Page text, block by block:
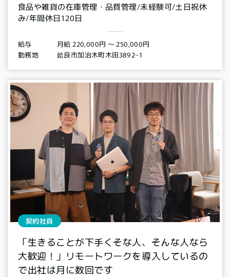
食品や雑貨の在庫管理・品質管理/未経験可/土日祝休
み/年間休日120日
給与 月給 220,000円 〜 250,000円
勤務地 姶良市加治木町木田3892−1
契約社員
「生きることが下手くそな人、そんな人なら
大歓迎！」リモートワークを導入しているの
で出社は月に数回です